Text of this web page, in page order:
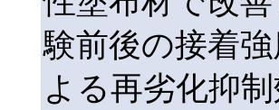
験前後の接着
よる再劣化抑